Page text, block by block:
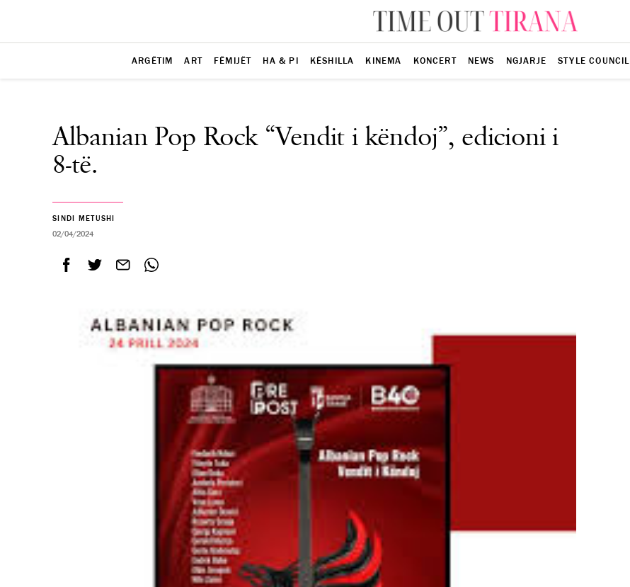
ARGËTIM ART FËMIJËT HA & PI KËSHILLA KINEMA KONCERT NEWS NGJARJE STYLE COUNCIL
Albanian Pop Rock “Vendit i këndoj”, edicioni i
8-të.
SINDI METUSHI
02/04/2024